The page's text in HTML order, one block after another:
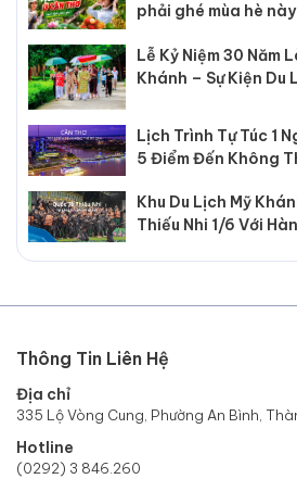
phải ghé mùa hè này
Lễ Kỷ Niệm 30 Năm
Khánh – Sự Kiện Du
Lịch Trình Tự Túc 1
5 Điểm Đến Không
Khu Du Lịch Mỹ
Thiếu Nhi 1/6 Với
Thông Tin Liên Hệ
Địa chỉ
335 Lộ Vòng Cung, Phường An Bình,
Hotline
(0292) 3 846.260